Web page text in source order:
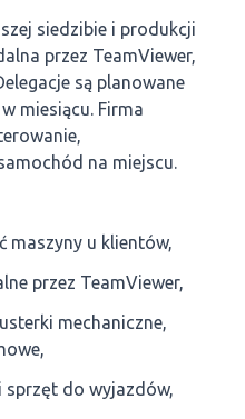
siedzibie i produkcji
przez TeamViewer,
są planowane
miesiącu. Firma
na miejscu.
maszyny u klientów,
przez TeamViewer,
mechaniczne,
sprzęt do wyjazdów,